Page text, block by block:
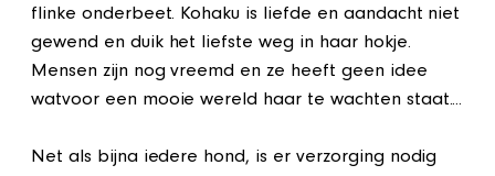
flinke onderbeet. Kohaku is liefde en aandacht niet
gewend en duik het liefste weg in haar hokje.
Mensen zijn nog vreemd en ze heeft geen idee
watvoor een mooie wereld haar te wachten staat....
Net als bijna iedere hond, is er verzorging nodig